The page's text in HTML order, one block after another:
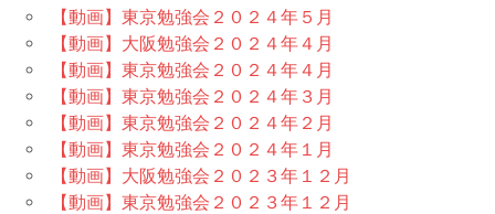
【動画】東京勉強会２０２４年５月
【動画】大阪勉強会２０２４年４月
【動画】東京勉強会２０２４年４月
【動画】東京勉強会２０２４年３月
【動画】東京勉強会２０２４年２月
【動画】東京勉強会２０２４年１月
【動画】大阪勉強会２０２３年１２月
【動画】東京勉強会２０２３年１２月